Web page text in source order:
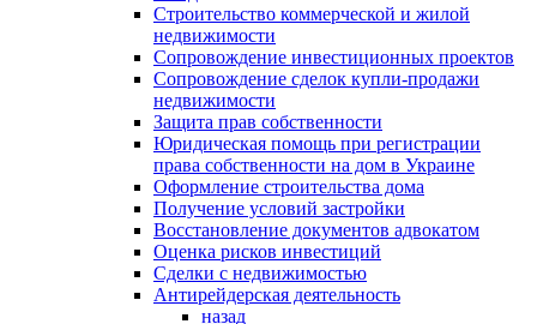
Строительство коммерческой и жилой
недвижимости
Сопровождение инвестиционных проектов
Сопровождение сделок купли-продажи
недвижимости
Защита прав собственности
Юридическая помощь при регистрации
права собственности на дом в Украине
Оформление строительства дома
Получение условий застройки
Восстановление документов адвокатом
Оценка рисков инвестиций
Сделки с недвижимостью
Антирейдерская деятельность
назад